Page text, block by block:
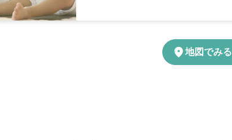
location_on地図でみる